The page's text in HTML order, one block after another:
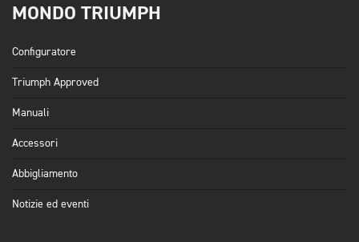
MONDO TRIUMPH
Configuratore
Triumph Approved
Manuali
Accessori
Abbigliamento
Notizie ed eventi